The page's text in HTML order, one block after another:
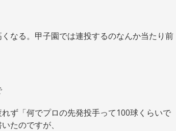
なる。甲子園では連投するのなんか当たり前
ず「何でプロの先発投手って100球くらいで
たのですが、